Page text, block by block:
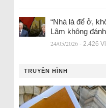
“Nhà là để ở,
Lâm không
24/05/2026 - 2.426
TRUYỀN HÌNH